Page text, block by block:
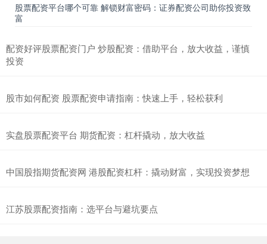
股票配资平台哪个可靠 解锁财富密码：证券配资公司助你投资致
富
配资好评股票配资门户 炒股配资：借助平台，放大收益，谨慎
投资
股市如何配资 股票配资申请指南：快速上手，轻松获利
实盘股票配资平台 期货配资：杠杆撬动，放大收益
中国股指期货配资网 港股配资杠杆：撬动财富，实现投资梦想
江苏股票配资指南：选平台与避坑要点